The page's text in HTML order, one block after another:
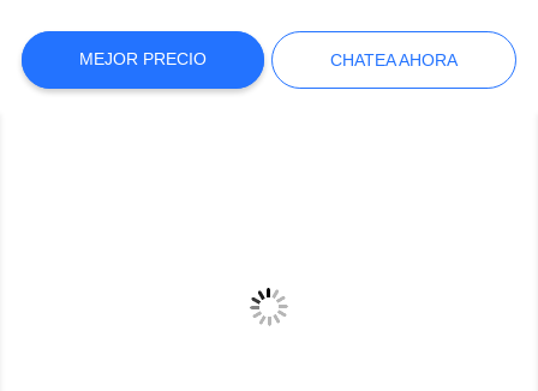
CHATEA
AHORA
MEJOR PRECIO CHATEA AHORA